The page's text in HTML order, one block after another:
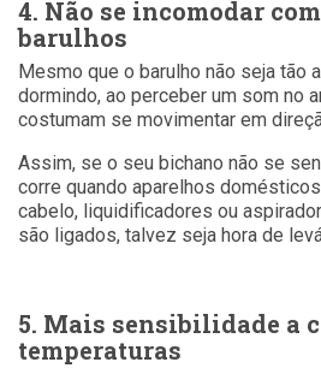
4. Não se incomodar
barulhos
Mesmo que o barulho não seja tão
dormindo, ao perceber um som no
costumam se movimentar em
Assim, se o seu bichano não se
corre quando aparelhos
cabelo, liquidificadores ou
são ligados, talvez seja hora de
5. Mais sensibilidade a
temperaturas